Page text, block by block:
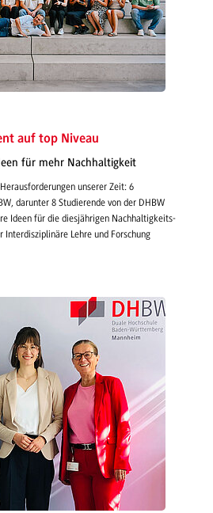
auf top Niveau
für mehr Nachhaltigkeit
unserer Zeit: 6
darunter 8 Studierende von der DHBW
Ideen für die diesjährigen Nachhaltigkeits-
Interdisziplinäre Lehre und Forschung